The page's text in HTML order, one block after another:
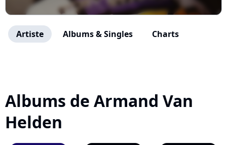
Artiste Albums & Singles Charts
Albums de Armand Van
Helden